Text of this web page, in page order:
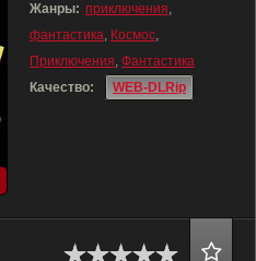
Жанры: приключения,
фантастика, Космос,
Приключения, Фантастика
Качество:
WEB-DLRip